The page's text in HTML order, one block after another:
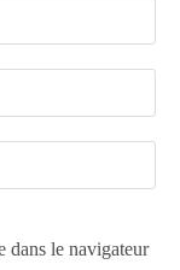
dans le navigateur